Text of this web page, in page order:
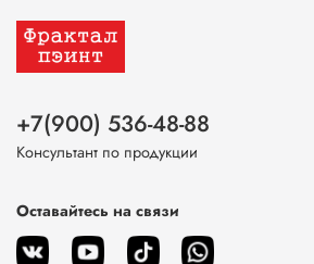
+7(900) 536-48-88
Консультант по продукции
Оставайтесь на связи